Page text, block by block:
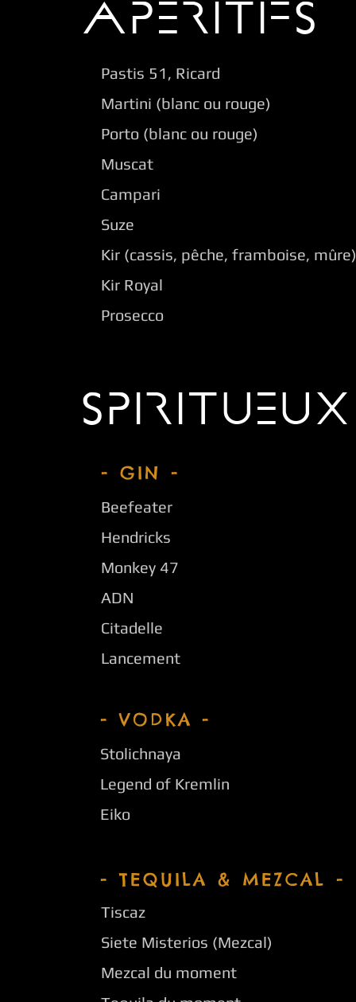
APERITIFS
Pastis 51, Ricard
Martini (blanc ou rouge)
Porto (blanc ou rouge)
Muscat
Campari
Suze
Kir (cassis, pêche, framboise, mûre)
Kir Royal
Prosecco
SPIRITUEUX
- GIN -
Beefeater
Hendricks
Monkey 47
ADN
Citadelle
Lancement
- VODKA -
Stolichnaya
Legend of Kremlin
Eiko
- TEQUILA & MEZCAL -
Tiscaz
Siete Misterios (Mezcal)
Mezcal du moment